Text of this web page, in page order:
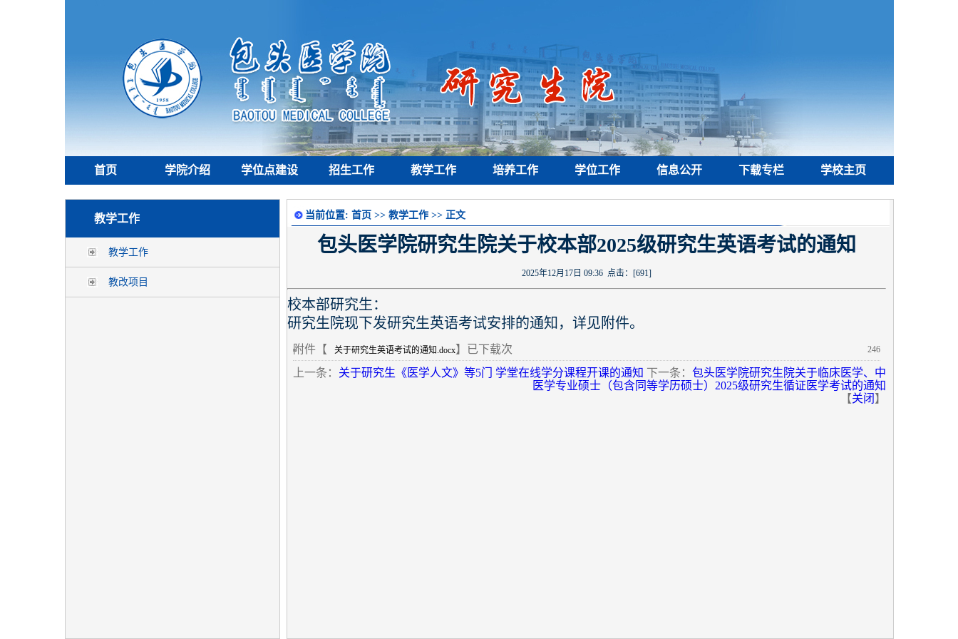
首页 学院介绍 学位点建设 招生工作 教学工作 培养工作 学位工作 信息公开 下载专栏 学校主页
教学工作
教学工作
教改项目
当前位置: 首页 >> 教学工作>> 正文
包头医学院研究生院关于校本部2025级研究生英语考试的通知
2025年12月17日 09:36 点击：[691]
校本部研究生：
研究生院现下发研究生英语考试安排的通知，详见附件。
附件【 关于研究生英语考试的通知.docx】已下载 246
次
上一条： 关于研究生《医学人文》等5门 学堂在线学分课程开课的通知 下一条： 包头医学院研究生院关于临床医学、中
医学专业硕士（包含同等学历硕士）2025级研究生循证医学考试的通知
【关闭 】